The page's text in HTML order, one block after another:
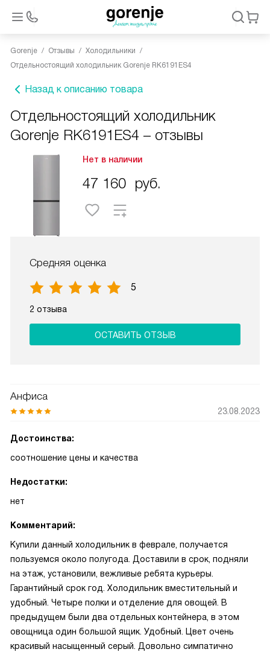
Gorenje Отзывы
Холодильники
Отдельностоящий холодильник Gorenje RK6191ES4
Назад к описанию товара
Отдельностоящий холодильник
Gorenje RK6191ES4 – отзывы
Нет в наличии
47 160 руб.
Средняя оценка
5
2 отзыва
ОСТАВИТЬ ОТЗЫВ
Анфиса
23.08.2023
Достоинства:
соотношение цены и качества
Недостатки:
нет
Комментарий:
Купили данный холодильник в феврале, получается
пользуемся около полугода. Доставили в срок, подняли
на этаж, установили, вежливые ребята курьеры.
Гарантийный срок год. Холодильник вместительный и
удобный. Четыре полки и отделение для овощей. В
предыдущем были два отдельных контейнера, в этом
овощница один большой ящик. Удобный. Цвет очень
красивый насыщенный серый. Довольно симпатично